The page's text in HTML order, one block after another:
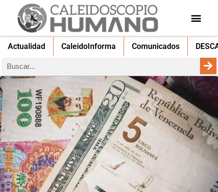
Actualidad CaleidoInforma Comunicados